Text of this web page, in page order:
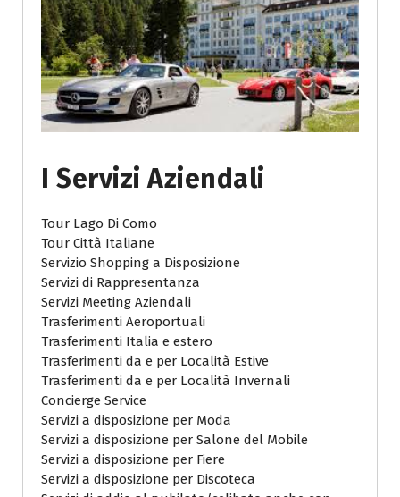
I Servizi Aziendali
Tour Lago Di Como
Tour Città Italiane
Servizio Shopping a Disposizione
Servizi di Rappresentanza
Servizi Meeting Aziendali
Trasferimenti Aeroportuali
Trasferimenti Italia e estero
Trasferimenti da e per Località Estive
Trasferimenti da e per Località Invernali
Concierge Service
Servizi a disposizione per Moda
Servizi a disposizione per Salone del Mobile
Servizi a disposizione per Fiere
Servizi a disposizione per Discoteca